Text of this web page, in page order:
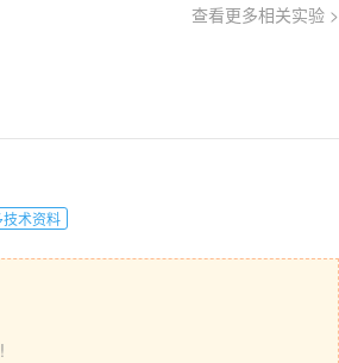
查看更多相关实验 >
术资料